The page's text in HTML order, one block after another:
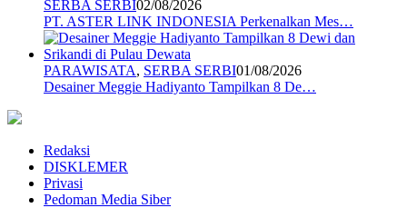
SERBA SERBI02/08/2026
PT. ASTER LINK INDONESIA Perkenalkan Mes…
PARAWISATA, SERBA SERBI01/08/2026
Desainer Meggie Hadiyanto Tampilkan 8 De…
Redaksi
DISKLEMER
Privasi
Pedoman Media Siber